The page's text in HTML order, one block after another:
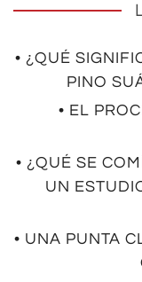
• ¿QUÉ
PINO
• EL
• ¿QUÉ SE
UN
• UNA PUNTA